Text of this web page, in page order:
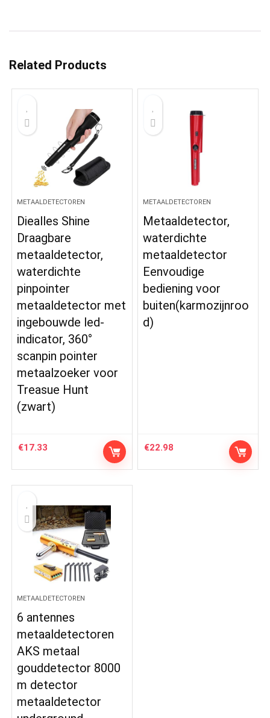
Related Products
METAALDETECTOREN
Diealles Shine
Draagbare
metaaldetector,
waterdichte
pinpointer
metaaldetector met
ingebouwde led-
indicator, 360°
scanpin pointer
metaalzoeker voor
Treasue Hunt
(zwart)
€17.33
METAALDETECTOREN
Metaaldetector,
waterdichte
metaaldetector
Eenvoudige
bediening voor
buiten(karmozijnroo
d)
€22.98
METAALDETECTOREN
6 antennes
metaaldetectoren
AKS metaal
gouddetector 8000
m detector
metaaldetector